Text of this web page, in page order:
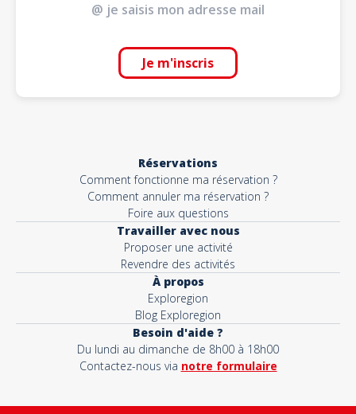
Je m'inscris
Réservations
Comment fonctionne ma réservation ?
Comment annuler ma réservation ?
Foire aux questions
Travailler avec nous
Proposer une activité
Revendre des activités
À propos
Exploregion
Blog Exploregion
Besoin d'aide ?
Du lundi au dimanche de 8h00 à 18h00
Contactez-nous via notre formulaire